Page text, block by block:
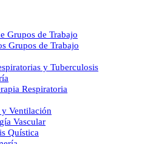
Grupos de Trabajo
Grupos de Trabajo
y Tuberculosis
Respiratoria
y Ventilación
Vascular
Quística